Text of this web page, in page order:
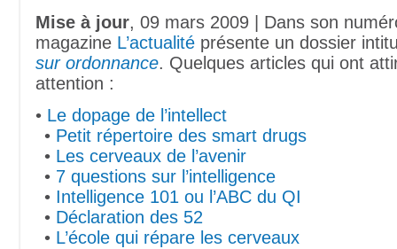
Mise à jour, 09 mars 2009 | Dans son
magazine L’actualité présente un dossier
sur ordonnance. Quelques articles qui ont
attention :
• Le dopage de l’intellect
• Petit répertoire des smart drugs
• Les cerveaux de l’avenir
• 7 questions sur l’intelligence
• Intelligence 101 ou l’ABC du QI
• Déclaration des 52
• L’école qui répare les cerveaux